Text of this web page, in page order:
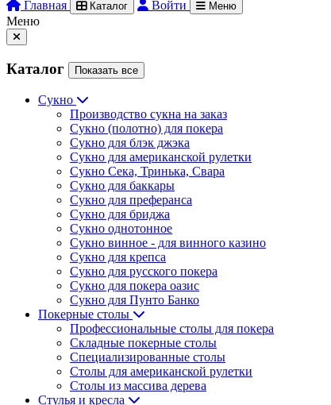
Главная
Каталог Войти Меню
Меню
Каталог Показать все
Сукно
Производство сукна на заказ
Сукно (полотно) для покера
Сукно для блэк джэка
Сукно для американской рулетки
Сукно Сека, Тринька, Свара
Сукно для баккары
Сукно для преферанса
Сукно для бриджа
Сукно однотонное
Сукно винное - для винного казино
Сукно для крепса
Сукно для русского покера
Сукно для покера оазис
Сукно для Пунто Банко
Покерные столы
Профессиональные столы для покера
Складные покерные столы
Специализированные столы
Столы для американской рулетки
Столы из массива дерева
Стулья и кресла